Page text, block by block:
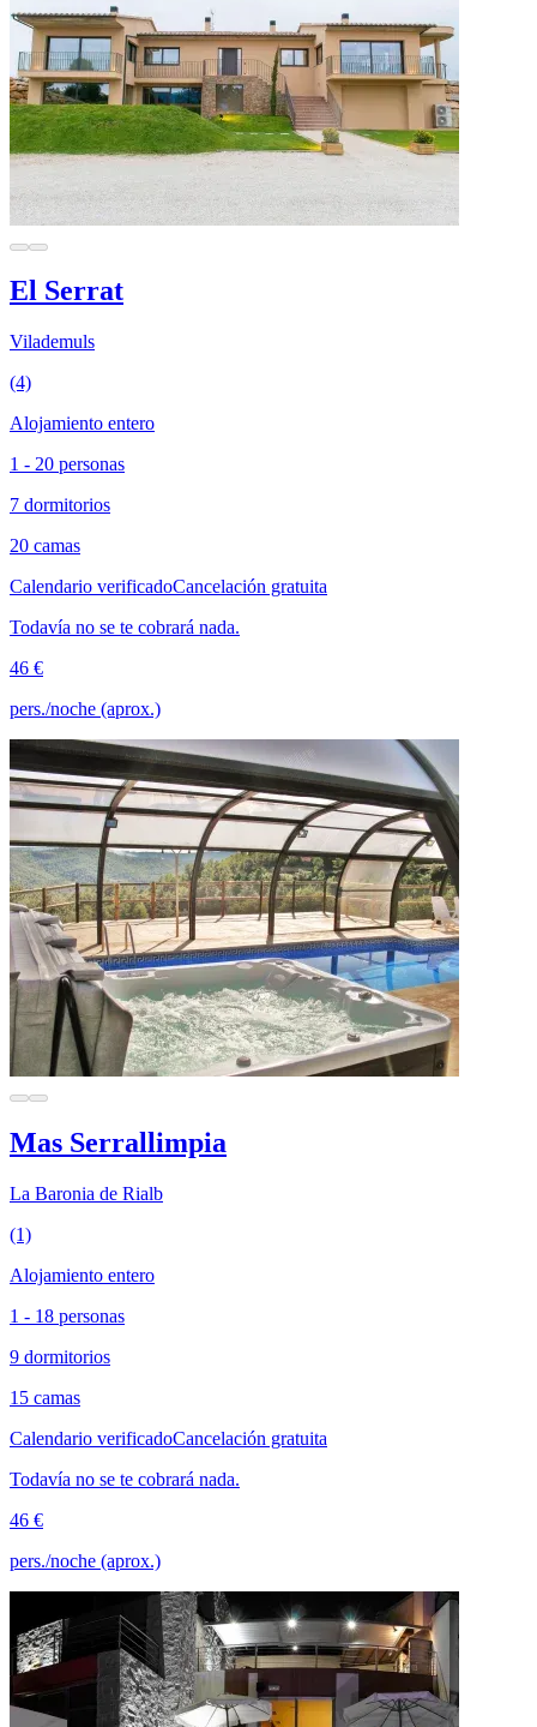
El Serrat
Vilademuls
(4)
Alojamiento entero
1 - 20 personas
7 dormitorios
20 camas
Calendario verificadoCancelación gratuita
Todavía no se te cobrará nada.
46 €
pers./noche (aprox.)
Mas Serrallimpia
La Baronia de Rialb
(1)
Alojamiento entero
1 - 18 personas
9 dormitorios
15 camas
Calendario verificadoCancelación gratuita
Todavía no se te cobrará nada.
46 €
pers./noche (aprox.)